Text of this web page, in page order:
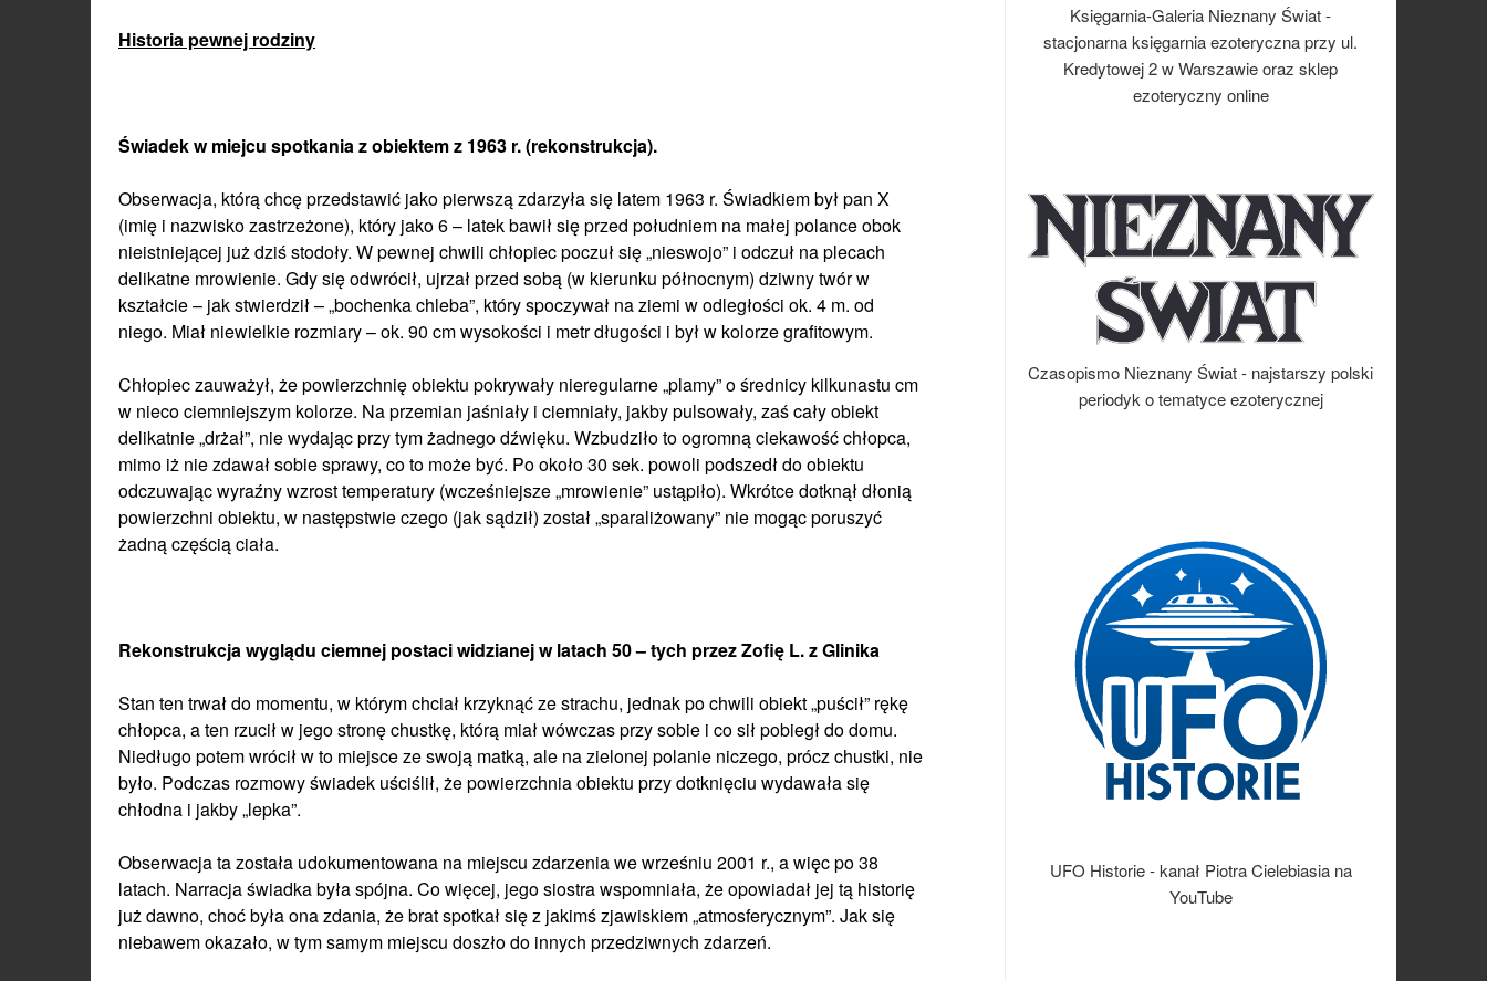
Historia pewnej rodziny
Świadek w miejcu spotkania z obiektem z 1963 r. (rekonstrukcja).
Obserwacja, którą chcę przedstawić jako pierwszą zdarzyła się latem 1963 r. Świadkiem był pan X
(imię i nazwisko zastrzeżone), który jako 6 – latek bawił się przed południem na małej polance obok
nieistniejącej już dziś stodoły. W pewnej chwili chłopiec poczuł się „nieswojo” i odczuł na plecach
delikatne mrowienie. Gdy się odwrócił, ujrzał przed sobą (w kierunku północnym) dziwny twór w
kształcie – jak stwierdził – „bochenka chleba”, który spoczywał na ziemi w odległości ok. 4 m. od
niego. Miał niewielkie rozmiary – ok. 90 cm wysokości i metr długości i był w kolorze grafitowym.
Chłopiec zauważył, że powierzchnię obiektu pokrywały nieregularne „plamy” o średnicy kilkunastu cm
w nieco ciemniejszym kolorze. Na przemian jaśniały i ciemniały, jakby pulsowały, zaś cały obiekt
delikatnie „drżał”, nie wydając przy tym żadnego dźwięku. Wzbudziło to ogromną ciekawość chłopca,
mimo iż nie zdawał sobie sprawy, co to może być. Po około 30 sek. powoli podszedł do obiektu
odczuwając wyraźny wzrost temperatury (wcześniejsze „mrowienie” ustąpiło). Wkrótce dotknął dłonią
powierzchni obiektu, w następstwie czego (jak sądził) został „sparaliżowany” nie mogąc poruszyć
żadną częścią ciała.
Rekonstrukcja wyglądu ciemnej postaci widzianej w latach 50 – tych przez Zofię L. z Glinika
Stan ten trwał do momentu, w którym chciał krzyknąć ze strachu, jednak po chwili obiekt „puścił” rękę
chłopca, a ten rzucił w jego stronę chustkę, którą miał wówczas przy sobie i co sił pobiegł do domu.
Niedługo potem wrócił w to miejsce ze swoją matką, ale na zielonej polanie niczego, prócz chustki, nie
było. Podczas rozmowy świadek uściślił, że powierzchnia obiektu przy dotknięciu wydawała się
chłodna i jakby „lepka”.
Obserwacja ta została udokumentowana na miejscu zdarzenia we wrześniu 2001 r., a więc po 38
latach. Narracja świadka była spójna. Co więcej, jego siostra wspomniała, że opowiadał jej tą historię
już dawno, choć była ona zdania, że brat spotkał się z jakimś zjawiskiem „atmosferycznym”. Jak się
niebawem okazało, w tym samym miejscu doszło do innych przedziwnych zdarzeń.
Księgarnia-Galeria Nieznany Świat -
stacjonarna księgarnia ezoteryczna przy ul.
Kredytowej 2 w Warszawie oraz sklep
ezoteryczny online
Czasopismo Nieznany Świat - najstarszy polski
periodyk o tematyce ezoterycznej
UFO Historie - kanał Piotra Cielebiasia na
YouTube